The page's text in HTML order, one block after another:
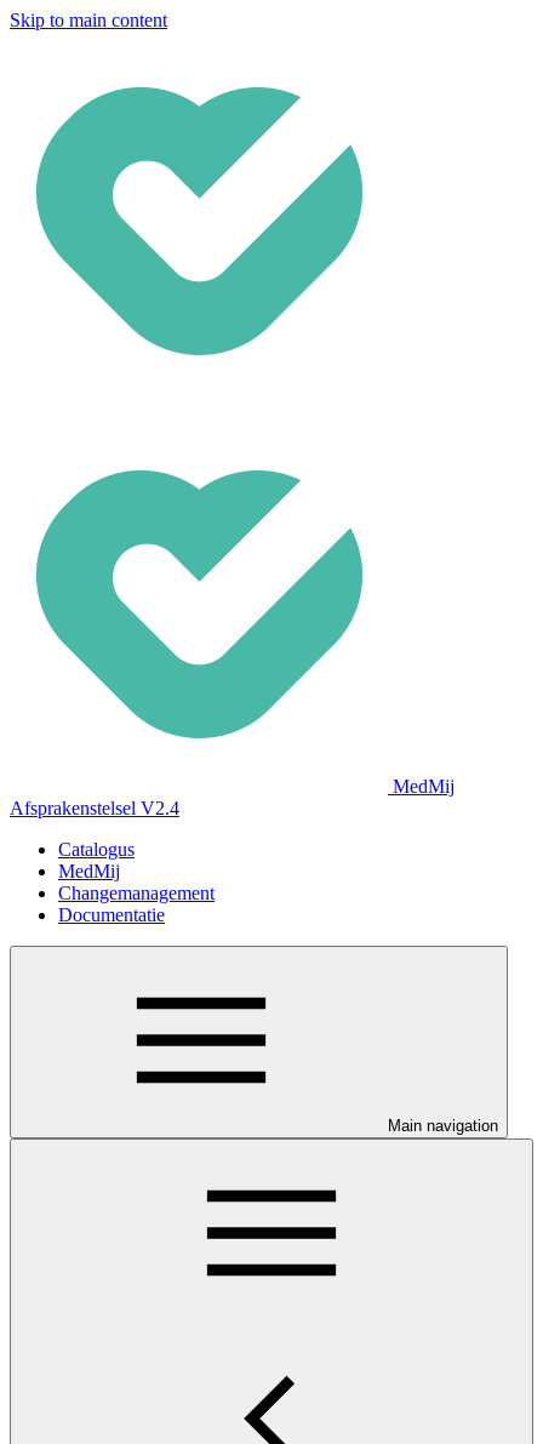
Skip to main content
MedMij
Afsprakenstelsel V2.4
Catalogus
MedMij
Changemanagement
Documentatie
Main navigation